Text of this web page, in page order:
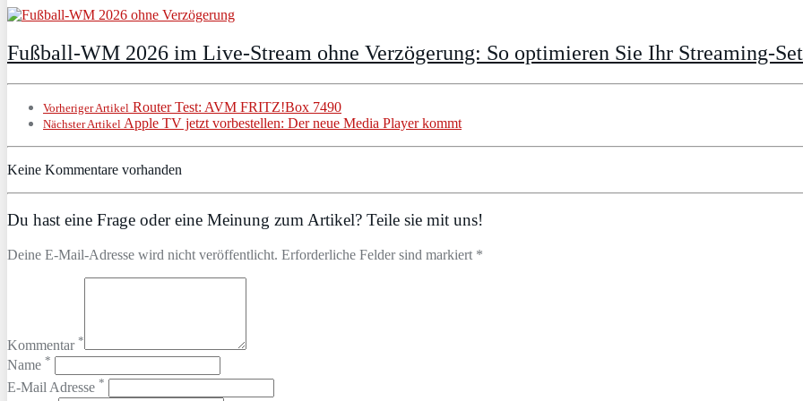
Fußball-WM 2026 im Live-Stream ohne Verzögerung: So optimieren Sie Ihr Streaming-
Vorheriger Artikel Router Test: AVM FRITZ!Box 7490
Nächster Artikel Apple TV jetzt vorbestellen: Der neue Media Player kommt
Keine Kommentare vorhanden
Du hast eine Frage oder eine Meinung zum Artikel? Teile sie mit uns!
Deine E-Mail-Adresse wird nicht veröffentlicht. Erforderliche Felder sind markiert *
Kommentar *
Name *
E-Mail Adresse *